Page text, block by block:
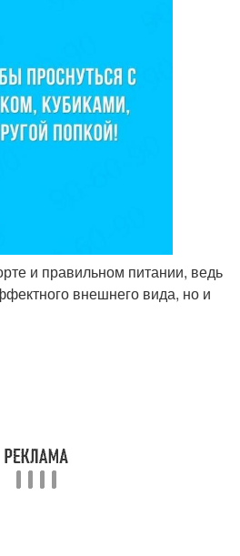
и правильном питании, ведь
внешнего вида, но и